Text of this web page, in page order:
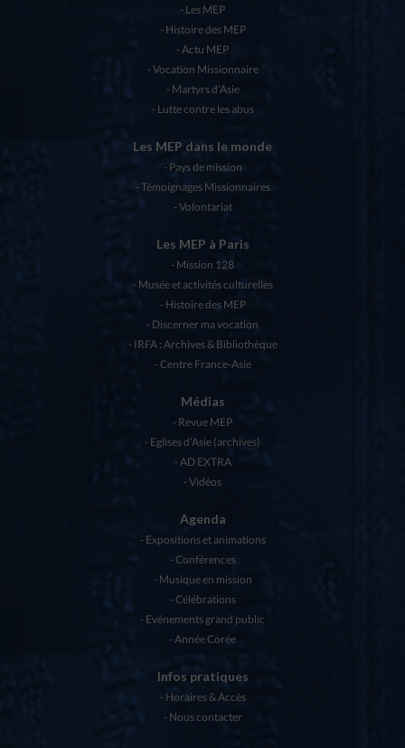
Les MEP
Histoire des MEP
Actu MEP
Vocation Missionnaire
Martyrs d’Asie
Lutte contre les abus
Les MEP dans le monde
Pays de mission
Témoignages Missionnaires
Volontariat
Les MEP à Paris
Mission 128
Musée et activités culturelles
Histoire des MEP
Discerner ma vocation
IRFA : Archives & Bibliothèque
Centre France-Asie
Médias
Revue MEP
Eglises d’Asie (archives)
AD EXTRA
Vidéos
Agenda
Expositions et animations
Conférences
Musique en mission
Célébrations
Evénements grand public
Année Corée
Infos pratiques
Horaires & Accès
Nous contacter